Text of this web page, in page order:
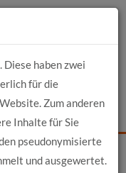
Suche
Kontakt
haben zwei
für die
Zum anderen
Inhalte für Sie
pseudonymisierte
und ausgewertet.